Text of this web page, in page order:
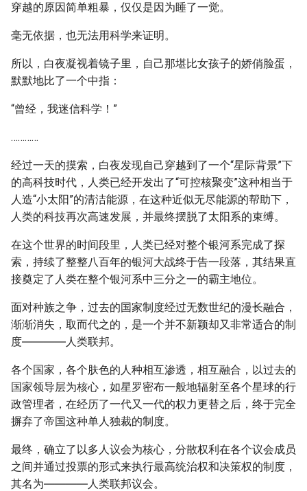
穿越的原因简单粗暴，仅仅是因为睡了一觉。
毫无依据，也无法用科学来证明。
所以，白夜凝视着镜子里，自己那堪比女孩子的娇俏脸蛋，
默默地比了一个中指：
“曾经，我迷信科学！”
…………
经过一天的摸索，白夜发现自己穿越到了一个“星际背景”下
的高科技时代，人类已经开发出了“可控核聚变”这种相当于
人造“小太阳”的清洁能源，在这种近似无尽能源的帮助下，
人类的科技再次高速发展，并最终摆脱了太阳系的束缚。
在这个世界的时间段里，人类已经对整个银河系完成了探
索，持续了整整八百年的银河大战终于告一段落，其结果直
接奠定了人类在整个银河系中三分之一的霸主地位。
面对种族之争，过去的国家制度经过无数世纪的漫长融合，
渐渐消失，取而代之的，是一个并不新颖却又非常适合的制
度――――人类联邦。
各个国家，各个肤色的人种相互渗透，相互融合，以过去的
国家领导层为核心，如星罗密布一般地辐射至各个星球的行
政管理者，在经历了一代又一代的权力更替之后，终于完全
摒弃了帝国这种单人独裁的制度。
最终，确立了以多人议会为核心，分散权利在各个议会成员
之间并通过投票的形式来执行最高统治权和决策权的制度，
其名为――――人类联邦议会。